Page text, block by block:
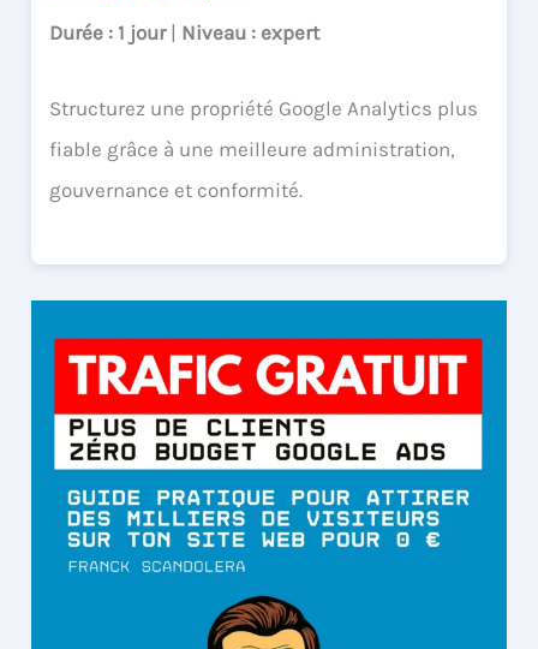
Durée : 1 jour | Niveau : expert
Structurez une propriété Google Analytics plus
fiable grâce à une meilleure administration,
gouvernance et conformité.